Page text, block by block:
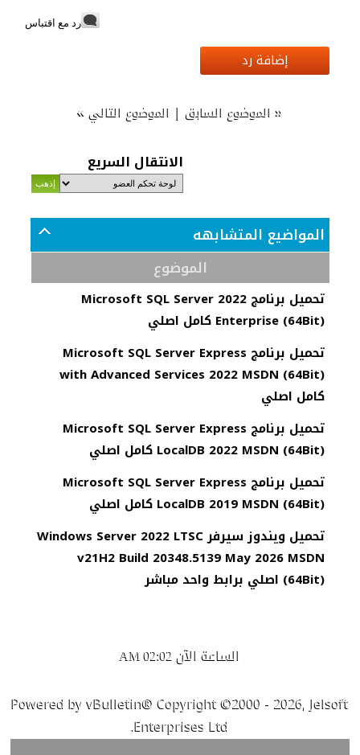
رد مع اقتباس
إضافة رد
« الموضوع السابق| الموضوع التالي»
الانتقال السريع
المواضيع المتشابهه
الموضوع
تحميل برنامج Microsoft SQL Server 2022
Enterprise (64Bit) كامل اصلي
تحميل برنامج Microsoft SQL Server Express
with Advanced Services 2022 MSDN (64Bit)
كامل اصلي
تحميل برنامج Microsoft SQL Server Express
LocalDB 2022 MSDN (64Bit) كامل اصلي
تحميل برنامج Microsoft SQL Server Express
LocalDB 2019 MSDN (64Bit) كامل اصلي
تحميل ويندوز سيرفر Windows Server 2022 LTSC
v21H2 Build 20348.5139 May 2026 MSDN
(64Bit) اصلي برابط واحد مباشر
الساعة الآن 02:02 AM
Powered by vBulletin® Copyright ©2000 - 2026, Jelsoft
Enterprises Ltd.